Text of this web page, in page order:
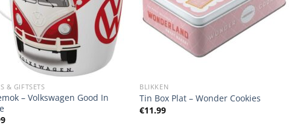
& GIFTSETS
– Volkswagen Good In
BLIKKEN
Tin Box Plat – Wonder Cookies
€11.99